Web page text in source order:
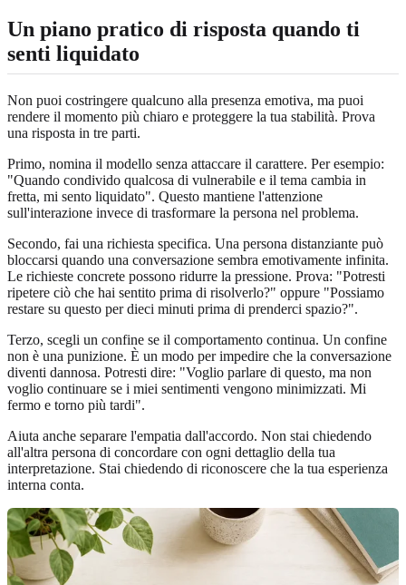
Un piano pratico di risposta quando ti
senti liquidato
Non puoi costringere qualcuno alla presenza emotiva, ma puoi
rendere il momento più chiaro e proteggere la tua stabilità. Prova
una risposta in tre parti.
Primo, nomina il modello senza attaccare il carattere. Per esempio:
"Quando condivido qualcosa di vulnerabile e il tema cambia in
fretta, mi sento liquidato". Questo mantiene l'attenzione
sull'interazione invece di trasformare la persona nel problema.
Secondo, fai una richiesta specifica. Una persona distanziante può
bloccarsi quando una conversazione sembra emotivamente infinita.
Le richieste concrete possono ridurre la pressione. Prova: "Potresti
ripetere ciò che hai sentito prima di risolverlo?" oppure "Possiamo
restare su questo per dieci minuti prima di prenderci spazio?".
Terzo, scegli un confine se il comportamento continua. Un confine
non è una punizione. È un modo per impedire che la conversazione
diventi dannosa. Potresti dire: "Voglio parlare di questo, ma non
voglio continuare se i miei sentimenti vengono minimizzati. Mi
fermo e torno più tardi".
Aiuta anche separare l'empatia dall'accordo. Non stai chiedendo
all'altra persona di concordare con ogni dettaglio della tua
interpretazione. Stai chiedendo di riconoscere che la tua esperienza
interna conta.